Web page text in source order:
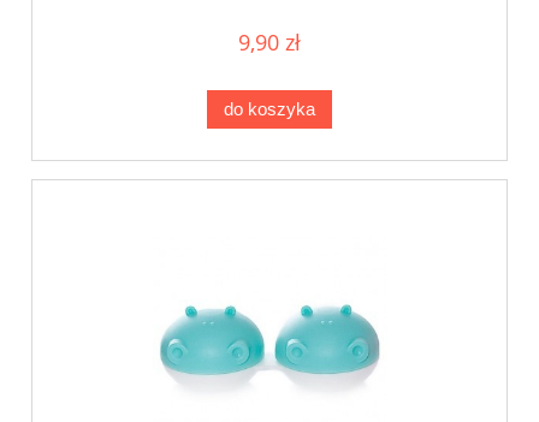
9,90 zł
do koszyka